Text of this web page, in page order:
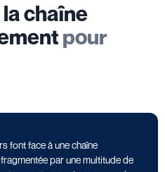
chaîne
pour
font face à une chaîne
par une multitude de